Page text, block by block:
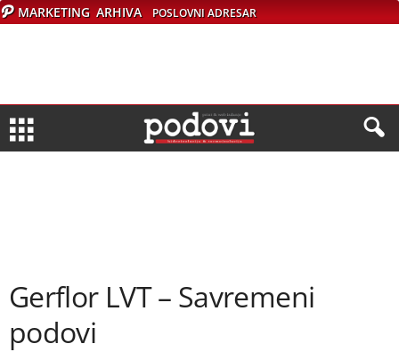
MARKETING ARHIVA POSLOVNI ADRESAR
Gerflor LVT – Savremeni
podovi